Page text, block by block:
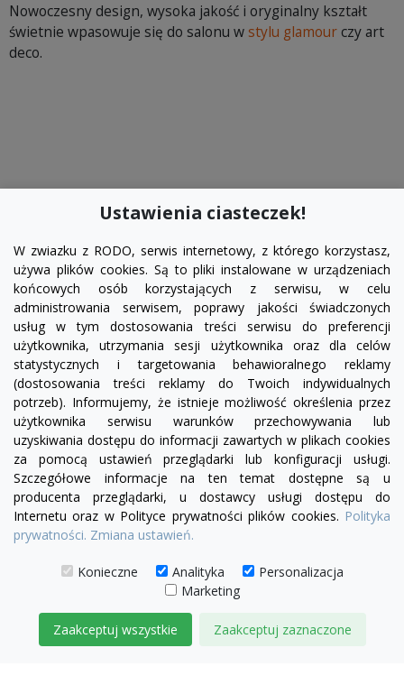
Nowoczesny design, wysoka jakość i oryginalny kształt
świetnie wpasowuje się do salonu wstylu glamourczy art
deco.
FacebookYouTubePinterest
Ustawienia ciasteczek!
W zwiazku z RODO, serwis internetowy, z którego korzystasz,
używa plików cookies. Są to pliki instalowane w urządzeniach
końcowych osób korzystających z serwisu, w celu
administrowania serwisem, poprawy jakości świadczonych
usług w tym dostosowania treści serwisu do preferencji
użytkownika, utrzymania sesji użytkownika oraz dla celów
statystycznych i targetowania behawioralnego reklamy
(dostosowania treści reklamy do Twoich indywidualnych
potrzeb). Informujemy, że istnieje możliwość określenia przez
użytkownika serwisu warunków przechowywania lub
uzyskiwania dostępu do informacji zawartych w plikach cookies
za pomocą ustawień przeglądarki lub konfiguracji usługi.
Szczegółowe informacje na ten temat dostępne są u
producenta przeglądarki, u dostawcy usługi dostępu do
Internetu oraz w Polityce prywatności plików cookies. Polityka
prywatności. Zmiana ustawień.
Konieczne Analityka
Personalizacja
Marketing
Zaakceptuj wszystkie Zaakceptuj zaznaczone
PRODUKTY

INFORMACJE
